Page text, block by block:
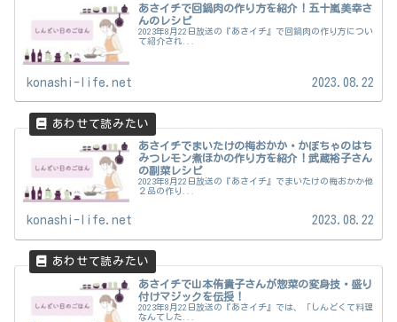
あさイチで回鍋肉の作り方を紹介！五十嵐美幸さ
んのレシピ
2023年8月22日放送の『あさイチ』で回鍋肉の作り方につい
て紹介され...
konashi-life.net 2023.08.22
あさイチでまいたけの梅おかか・かぼちゃのはち
みつレモン煮ほかの作り方を紹介！武蔵裕子さん
の副菜レシピ
2023年8月22日放送の『あさイチ』でまいたけの梅おかか他
２品の作り...
konashi-life.net 2023.08.22
あさイチで山本侑貴子さんが惣菜の変身技・盛り
付けマジックを伝授！
2023年8月22日放送の『あさイチ』では、「しんどくて料理
なんてした...